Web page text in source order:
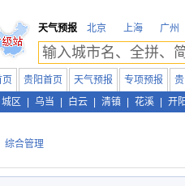
天气预报
北京 上海 广州
页 贵阳首页 天气预报 专项预报
城区
乌当 白云 清镇 花溪 开
综合管理